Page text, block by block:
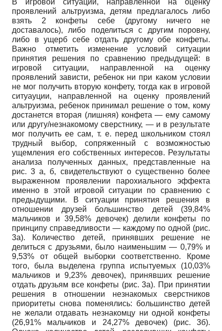
В игровой ситуации, направленной на оценку
проявлений альтруизма, детям предлагалось либо
взять 2 конфеты себе (другому ничего не
доставалось), либо поделиться с другим поровну,
либо в ущерб себе отдать другому обе конфеты.
Важно отметить изменение условий ситуации
принятия решения по сравнению предыдущей: в
игровой ситуации, направленной на оценку
проявлений зависти, ребенок ни при каком условии
не мог получить вторую конфету, тогда как в игровой
ситуауции, направленной на оценку проявлений
альтруизма, ребенок принимал решение о том, кому
достанется вторая (лишняя) конфета—ему самому
или другу/незнакомому сверстнику, — и в результате
мог получить ее сам, т. е. перед школьником стоял
трудный выбор, сопряженный с возможностью
ущемления его собственных интересов. Результаты
анализа полученных данных, представленные на
рис.3а, б, свидетельствуют о существенно более
выраженном проявлении парохиального эффекта
именно в этой игровой ситуации по сравнению с
предыдущими. В ситуации принятия решения в
отношении друзей большинство детей (39,84%
мальчиков и39,58% девочек) делили конфеты по
принципу справедливости — каждому по одной (рис.
3а). Количество детей, принявших решение не
делиться с друзьями, было наименьшим— 0,79% и
9,53% от общей выборки соответственно. Кроме
того, была выделена группа испытуемых (10,03%
мальчиков и9,23% девочек), принявших решение
отдать друзьям все конфеты (рис. 3а). При принятии
решения в отношении незнакомых сверстников
приоритеты снова поменялись: большинство детей
не желали отдавать незнакомцу ни одной конфеты
(26,91% мальчиков и 24,27% девочек) (рис. 3б).